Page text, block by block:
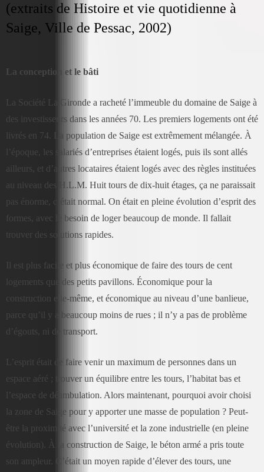
(extraits de Histoire et vie quotidienne à
Saige, Ville de Pessac, 2002)
La conception et le bâti
La Société La Gironde a racheté l’immeuble du domaine de Saige à
des investisseurs dans les années 70. Les premiers logements ont été
livrés en 74. La population de Saige est extrêmement mélangée. À
l’époque, les salariés d’entreprises étaient logés, puis ils sont allés
ailleurs, et d’autres locataires étaient logés avec des règles instituées
au niveau des H.L.M. Huit tours de dix-huit étages, ça ne paraissait
pas énorme, c’était normal. On était en pleine évolution d’esprit des
formes, avec le besoin de loger beaucoup de monde. Il fallait
trouver des solutions rapides.
Il est plus facile et plus économique de faire des tours de cent
logements que des petits pavillons. Économique pour la
construction elle-même, et économique au niveau d’une banlieue,
parce qu’il y a beaucoup moins de rues ; il n’y a pas de problème
d’égouts, ni de transport.
L’esprit était de faire venir un maximum de personnes dans un
espace aéré ; trouver un équilibre entre les tours, l’habitat bas et
l’espace de déambulation. Alors maintenant, pourquoi avoir choisi
la zone de Saige pour y apporter une masse de population ? Peut-
être la proximité avec l’université et la zone industrielle (en pleine
évolution). À la construction de Saige, le béton armé a pris toute
son ampleur. C’était un moyen rapide d’élever des tours, une